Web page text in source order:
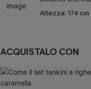
Altezza: 174 cm
ACQUISTALO CON